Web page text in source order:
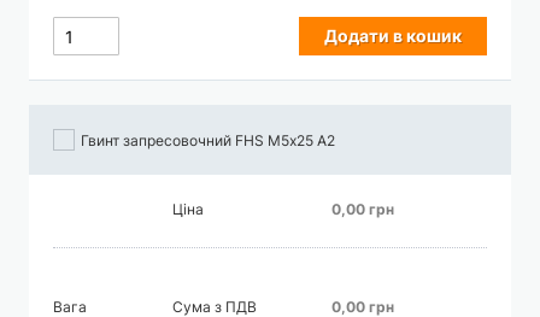
Додати в кошик
Гвинт запресовочний FHS М5х25 А2
Ціна 0,00 грн
Вага
Сума з ПДВ 0,00 грн